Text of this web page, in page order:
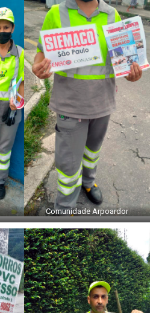
Comunidade Arpoardor